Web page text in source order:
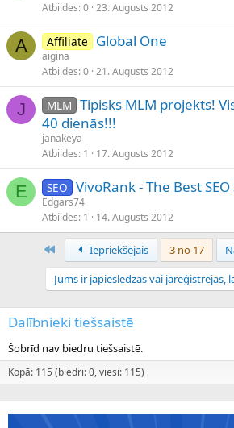
Atbildes 0 23. Augusts 2012
A Affiliate Global One
aigina
Atbildes 0 21. Augusts 2012
J MLM Tipisks MLM projekts!
40 dienās!!!
janakeya
Atbildes 1 17. Augusts 2012
E SEO VivoRank - The Best
Edgars74
Atbildes 1 14. Augusts 2012
PirmaisIepriekšējais 3 no 17
Jums ir jāpieslēdzas vai jāreģistrējas,
Dalībnieki tiešsaistē
Šobrīd nav biedru tiešsaistē.
Kopā: 115 (biedri: 0, viesi: 115)